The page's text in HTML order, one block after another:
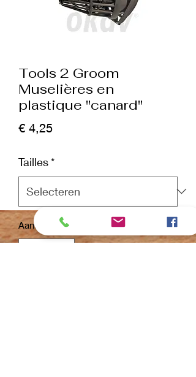
Tools 2 Groom
Muselières en
plastique "canard"
€ 4,25Prijs
Tailles*
Aantal